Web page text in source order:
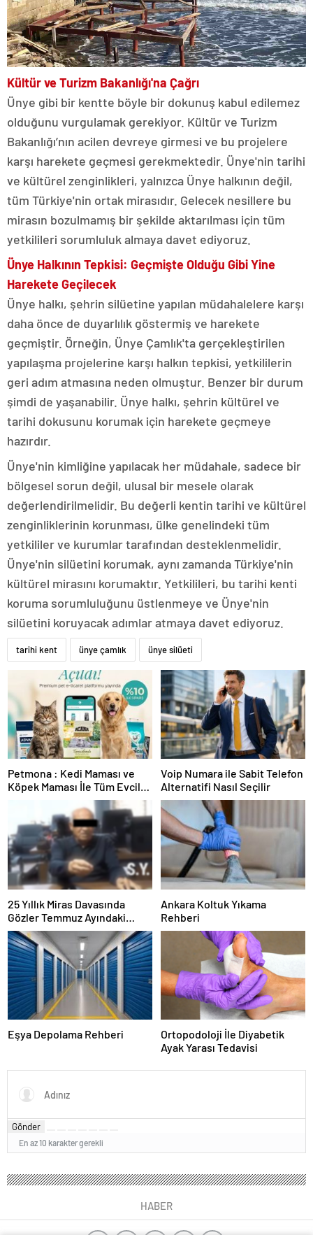
Kültür ve Turizm Bakanlığı'na Çağrı
Ünye gibi bir kentte böyle bir dokunuş kabul edilemez
olduğunu vurgulamak gerekiyor. Kültür ve Turizm
Bakanlığı’nın acilen devreye girmesi ve bu projelere
karşı harekete geçmesi gerekmektedir. Ünye'nin tarihi
ve kültürel zenginlikleri, yalnızca Ünye halkının değil,
tüm Türkiye'nin ortak mirasıdır. Gelecek nesillere bu
mirasın bozulmamış bir şekilde aktarılması için tüm
yetkilileri sorumluluk almaya davet ediyoruz.
Ünye Halkının Tepkisi: Geçmişte Olduğu Gibi Yine
Harekete Geçilecek
Ünye halkı, şehrin silüetine yapılan müdahalelere karşı
daha önce de duyarlılık göstermiş ve harekete
geçmiştir. Örneğin, Ünye Çamlık'ta gerçekleştirilen
yapılaşma projelerine karşı halkın tepkisi, yetkililerin
geri adım atmasına neden olmuştur. Benzer bir durum
şimdi de yaşanabilir. Ünye halkı, şehrin kültürel ve
tarihi dokusunu korumak için harekete geçmeye
hazırdır.
Ünye'nin kimliğine yapılacak her müdahale, sadece bir
bölgesel sorun değil, ulusal bir mesele olarak
değerlendirilmelidir. Bu değerli kentin tarihi ve kültürel
zenginliklerinin korunması, ülke genelindeki tüm
yetkililer ve kurumlar tarafından desteklenmelidir.
Ünye'nin silüetini korumak, aynı zamanda Türkiye'nin
kültürel mirasını korumaktır. Yetkilileri, bu tarihi kenti
koruma sorumluluğunu üstlenmeye ve Ünye'nin
silüetini koruyacak adımlar atmaya davet ediyoruz.
tarihi kent ünye çamlık ünye silüeti
Petmona : Kedi Maması ve
Köpek Maması İle Tüm Evcil
Voip Numara ile Sabit Telefon
Alternatifi Nasıl Seçilir
25 Yıllık Miras Davasında
Gözler Temmuz Ayındaki
Karar Duruşmasına Çevrildi
Ankara Koltuk Yıkama
Rehberi
Eşya Depolama Rehberi
Ortopodoloji İle Diyabetik
Ayak Yarası Tedavisi
Gönder
En az 10 karakter gerekli
HABER